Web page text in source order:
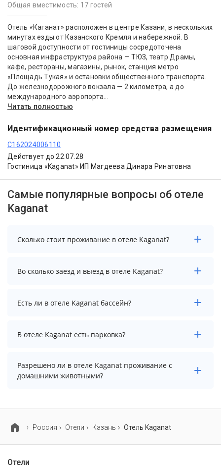
Общая вместимость: 17 гостей
Отель «Каганат» расположен в центре Казани, в нескольких
минутах езды от Казанского Кремля и набережной. В
шаговой доступности от гостиницы сосредоточена
основная инфраструктура района — ТЮЗ, театр Драмы,
кафе, рестораны, магазины, рынок, станция метро
«Площадь Тукая» и остановки общественного транспорта.
До железнодорожного вокзала — 2 километра, а до
международного аэропорта...
Читать полностью
Идентификационный номер средства размещения
С162024006110
Действует до 22.07.28
Гостиница «Kaganat» ИП Магдеева Динара Ринатовна
Самые популярные вопросы об отеле
Kaganat
Сколько стоит проживание в отеле Kaganat?
Стоимость проживания в отеле Kaganat начинается
от 7000 рублей. Чтобы увидеть актуальные цены на
Во сколько заезд и выезд в отеле Kaganat?
Заезд возможен после 14:00, а выезд необходимо
осуществить до 12:00.
Есть ли в отеле Kaganat бассейн?
В отеле Kaganat нет бассейна.
В отеле Kaganat есть парковка?
В отеле Kaganat есть парковка, уточните
информацию перед бронированием у менеджера,
возможно, услуга оплачивается отдельно.
Разрешено ли в отеле Kaganat проживание с
домашними животными?
Россия Отели Казань Отель Kaganat
Отели